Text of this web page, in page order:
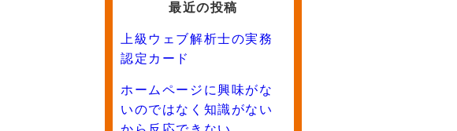
最近の投稿
上級ウェブ解析士の実務
認定カード
ホームページに興味がな
いのではなく知識がない